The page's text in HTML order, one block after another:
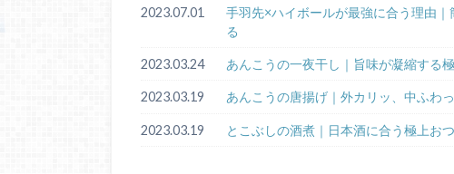
2023.07.01
手羽先×ハイボールが最強に合う理由
る
2023.03.24 あんこうの一夜干し｜旨味が凝縮する
2023.03.19 あんこうの唐揚げ｜外カリッ、中ふわ
2023.03.19 とこぶしの酒煮｜日本酒に合う極上お